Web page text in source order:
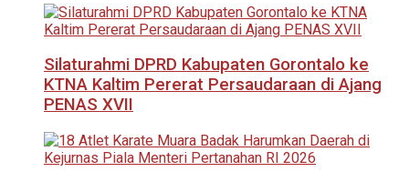
Silaturahmi DPRD Kabupaten Gorontalo ke
KTNA Kaltim Pererat Persaudaraan di Ajang
PENAS XVII